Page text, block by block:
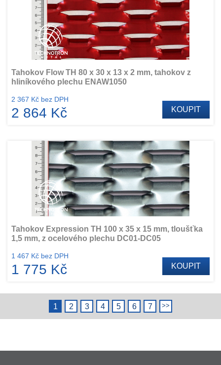
Tahokov Flow TH 80 x 30 x 13 x 2 mm, tahokov z
hliníkového plechu ENAW1050
2 367 Kč bez DPH
2 864 Kč KOUPIT
Tahokov Expression TH 100 x 35 x 15 mm, tloušťka
1,5 mm, z ocelového plechu DC01-DC05
1 467 Kč bez DPH
1 775 Kč KOUPIT
1 2 3 4 5 6 7